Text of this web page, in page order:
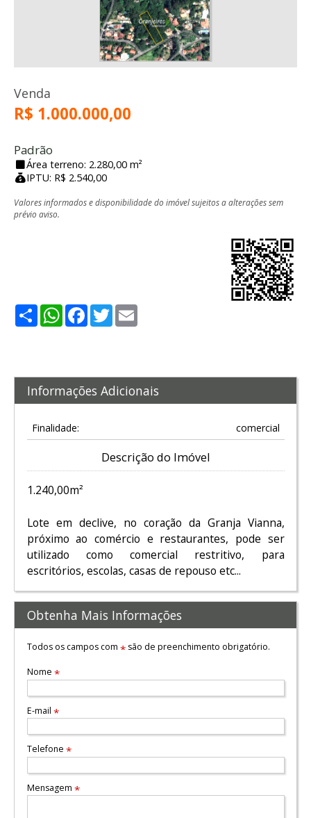
Venda
R$ 1.000.000,00
Padrão
Área terreno: 2.280,00 m²
IPTU: R$ 2.540,00
Valores informados e disponibilidade do imóvel sujeitos a alterações sem
prévio aviso.
ShareWhatsApp
Facebook
Twitter
Informações Adicionais
Finalidade: comercial
Descrição do Imóvel
1.240,00m²
Lote em declive, no coração da Granja Vianna,
próximo ao comércio e restaurantes, pode ser
utilizado como comercial restritivo, para
escritórios, escolas, casas de repouso etc...
Obtenha Mais Informações
Todos os campos com *são de preenchimento obrigatório.
Nome *
E-mail *
Telefone *
Mensagem *